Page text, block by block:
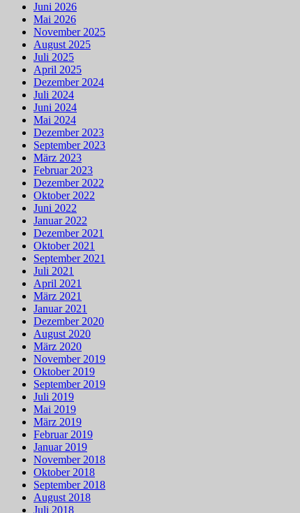
Juni 2026
Mai 2026
November 2025
August 2025
Juli 2025
April 2025
Dezember 2024
Juli 2024
Juni 2024
Mai 2024
Dezember 2023
September 2023
März 2023
Februar 2023
Dezember 2022
Oktober 2022
Juni 2022
Januar 2022
Dezember 2021
Oktober 2021
September 2021
Juli 2021
April 2021
März 2021
Januar 2021
Dezember 2020
August 2020
März 2020
November 2019
Oktober 2019
September 2019
Juli 2019
Mai 2019
März 2019
Februar 2019
Januar 2019
November 2018
Oktober 2018
September 2018
August 2018
Juli 2018